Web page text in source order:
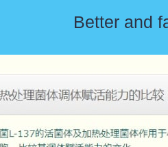
Better and